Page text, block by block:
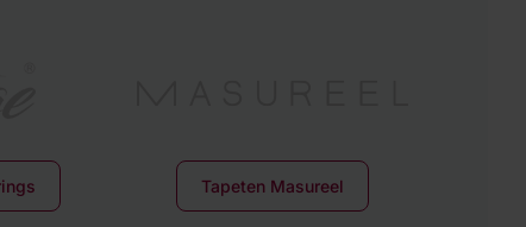
Tapeten Masureel